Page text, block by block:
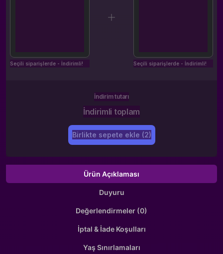
Seçili siparişlerde - İndirimli! Seçili siparişlerde - İndirimli!
İndirim tutarı
İndirimli toplam
Birlikte sepete ekle (2)
Ürün Açıklaması
Duyuru
Değerlendirmeler (0)
İptal & İade Koşulları
Yaş Sınırlamaları